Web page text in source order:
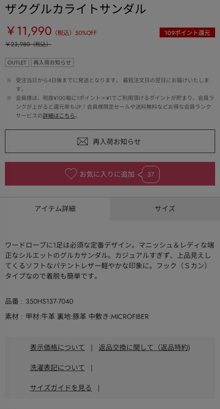
ザクグルカライトサンダル
￥11,990 （税込） 50%OFF 109ポイント還元
￥23,980（税込）
OUTLET 再入荷お知らせ
※
受注当日から4日後までに発送となります。 最短注文日の翌日にお届けいたしま
す。
※
会員様は、税抜¥100毎に1ポイント＝¥1でご利用頂けるポイントが貯まり、会員ラ
ンクが上がると還元率もUP！会員様限定セールや送料無料などお得な会員ランク
サービスの詳細はこちら。
お気に入りに追加 37
アイテム詳細 サイズ
ワードローブに1足は必須な定番デザイン。マニッシュ＆レディな端
正なシルエットのグルカサンダル。カジュアルすぎず、上品見えし
てくるソフトなパテントレザー軽やかな印象に。フック（Ｓカン）
タイプなので着脱も簡単です。
品番
350HS137-7040
素材
甲材:牛革 裏地:豚革 中敷き:MICROFIBER
表示価格について | 返品交換に関して（返品特約)
洗濯表記について |
サイズガイドを見る |